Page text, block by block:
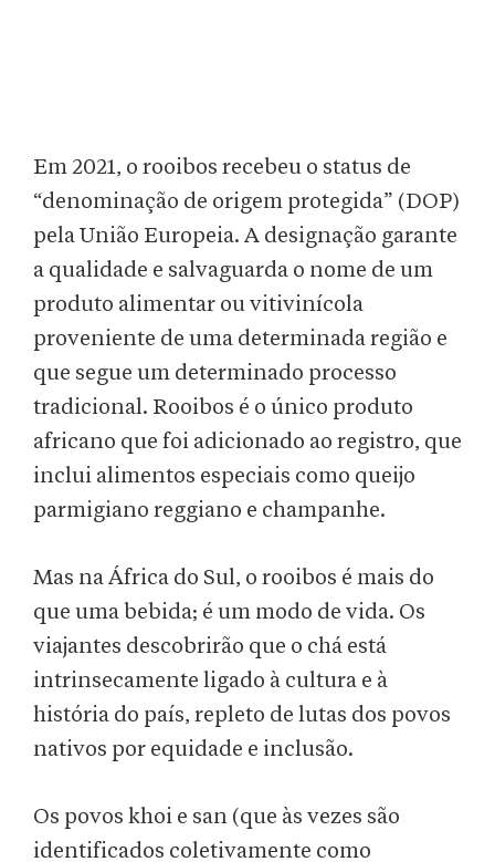
Em 2021, o rooibos recebeu o status de
“denominação de origem protegida” (DOP)
pela União Europeia. A designação garante
a qualidade e salvaguarda o nome de um
produto alimentar ou vitivinícola
proveniente de uma determinada região e
que segue um determinado processo
tradicional. Rooibos é o único produto
africano que foi adicionado ao registro, que
inclui alimentos especiais como queijo
parmigiano reggiano e champanhe.
Mas na África do Sul, o rooibos é mais do
que uma bebida; é um modo de vida. Os
viajantes descobrirão que o chá está
intrinsecamente ligado à cultura e à
história do país, repleto de lutas dos povos
nativos por equidade e inclusão.
Os povos khoi e san (que às vezes são
identificados coletivamente como